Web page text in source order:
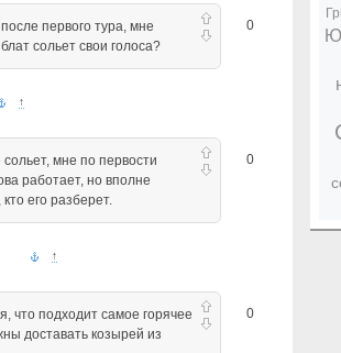
0
первого тура, мне
сольет свои голоса?
↑
0
мне по первости
работает, но вполне
его разберет.
↑
0
что подходит самое горячее
доставать козырей из